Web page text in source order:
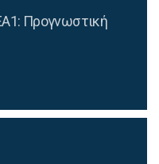
Προγνωστική